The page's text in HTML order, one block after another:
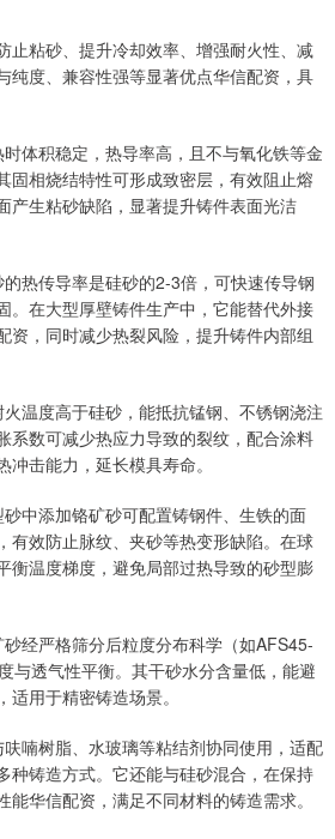
止粘砂、提升冷却效率、增强耐火性、减
纯度、兼容性强等显著优点华信配资，具
体积稳定，热导率高，且不与氧化铁等金
固相烧结特性可形成致密层，有效阻止熔
产生粘砂缺陷，显著提升铸件表面光洁
热传导率是硅砂的2-3倍，可快速传导钢
。在大型厚壁铸件生产中，它能替代外接
资，同时减少热裂风险，提升铸件内部组
温度高于硅砂，能抵抗锰钢、不锈钢浇注
系数可减少热应力导致的裂纹，配合涂料
击能力，延长模具寿命。
中添加铬矿砂可配置铸钢件、生铁的面
有效防止脉纹、夹砂等热变形缺陷。在球
衡温度梯度，避免局部过热导致的砂型膨
经严格筛分后粒度分布科学（如AFS45-
与透气性平衡。其干砂水分含量低，能避
用于精密铸造场景。
喃树脂、水玻璃等粘结剂协同使用，适配
种铸造方式。它还能与硅砂混合，在保持
华信配资，满足不同材料的铸造需求。